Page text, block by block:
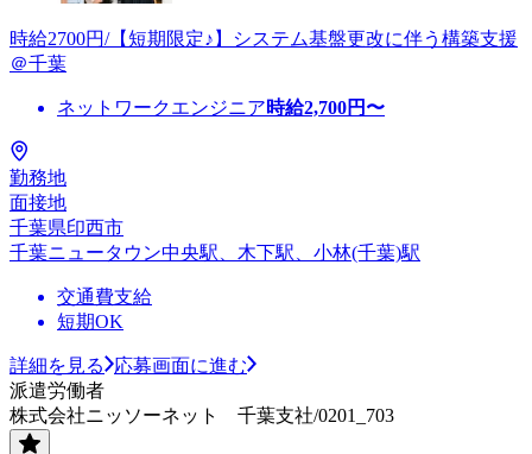
時給2700円/【短期限定♪】システム基盤更改に伴う構築支援
＠千葉
ネットワークエンジニア時給2,700円〜
勤務地
面接地
千葉県印西市
千葉ニュータウン中央駅、木下駅、小林(千葉)駅
交通費支給
短期OK
詳細を見る
応募画面に進む
派遣労働者
株式会社ニッソーネット 千葉支社/0201_703